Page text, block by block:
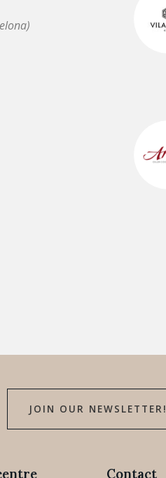
JOIN OUR NEWSLETTER!
Contact